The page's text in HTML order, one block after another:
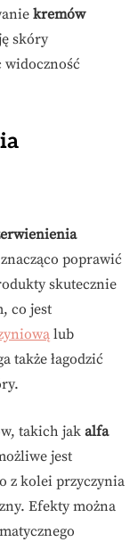
kremów
skóry
widoczność
poprawić
skutecznie
co jest
lub
także łagodzić
takich jakalfa
jest
z kolei przyczynia
Efekty można